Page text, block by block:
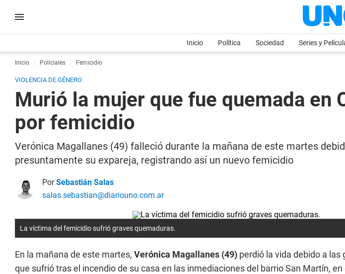
Inicio Política Sociedad Series y
Inicio Policiales Femicidio
VIOLENCIA DE GÉNERO
Murió la mujer que fue quemada en
por femicidio
Verónica Magallanes (49) falleció durante la mañana de este martes
presuntamente su expareja, registrando así un nuevo femicidio
PorSebastián Salas
salas.sebastian@diariouno.com.ar
La víctima del femicidio sufrió graves quemaduras.
En la mañana de este martes, Verónica Magallanes (49) perdió la vida debido a
que sufrió tras el incendio de su casa en las inmediaciones del barrio San Martín, en